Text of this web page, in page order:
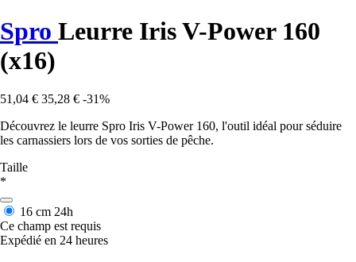
Spro Leurre Iris V-Power 160
(x16)
51,04 € 35,28 € -31%
Découvrez le leurre Spro Iris V-Power 160, l'outil idéal pour séduire
les carnassiers lors de vos sorties de pêche.
Taille
*
16 cm 24h
Ce champ est requis
Expédié en 24 heures